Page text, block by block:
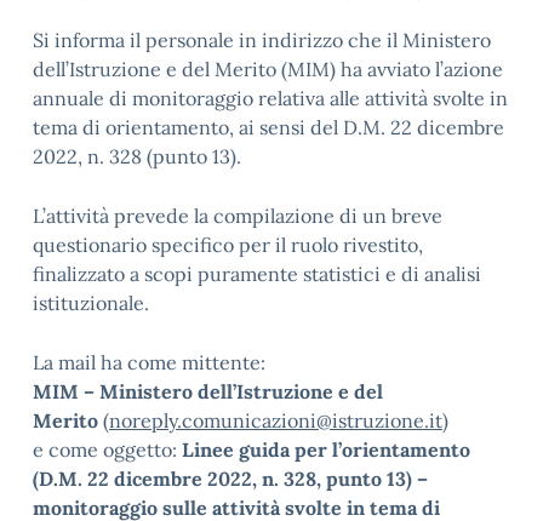
Si informa il personale in indirizzo che il Ministero
dell’Istruzione e del Merito (MIM) ha avviato l’azione
annuale di monitoraggio relativa alle attività svolte in
tema di orientamento, ai sensi del D.M. 22 dicembre
2022, n. 328 (punto 13).
L’attività prevede la compilazione di un breve
questionario specifico per il ruolo rivestito,
finalizzato a scopi puramente statistici e di analisi
istituzionale.
La mail ha come mittente:
MIM – Ministero dell’Istruzione e del
Merito (noreply.comunicazioni@istruzione.it)
e come oggetto: Linee guida per l’orientamento
(D.M. 22 dicembre 2022, n. 328, punto 13) –
monitoraggio sulle attività svolte in tema di